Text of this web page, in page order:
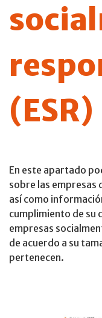
(ESR)
En este apartado
sobre las empresas
así como
cumplimiento de su
empresas
de acuerdo a su
pertenecen.